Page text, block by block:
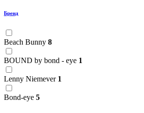
Бренд
Beach Bunny 8
BOUND by bond - eye 1
Lenny Niemever 1
Bond-eye 5